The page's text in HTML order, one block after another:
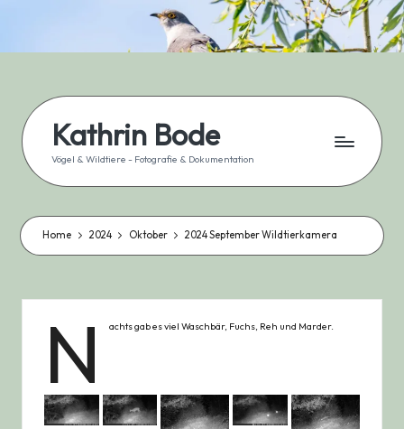
content
Kathrin Bode
Vögel & Wildtiere - Fotografie & Dokumentation
Home 2024 Oktober 2024 September Wildtierkamera
N achts gab es viel Waschbär, Fuchs, Reh und Marder.